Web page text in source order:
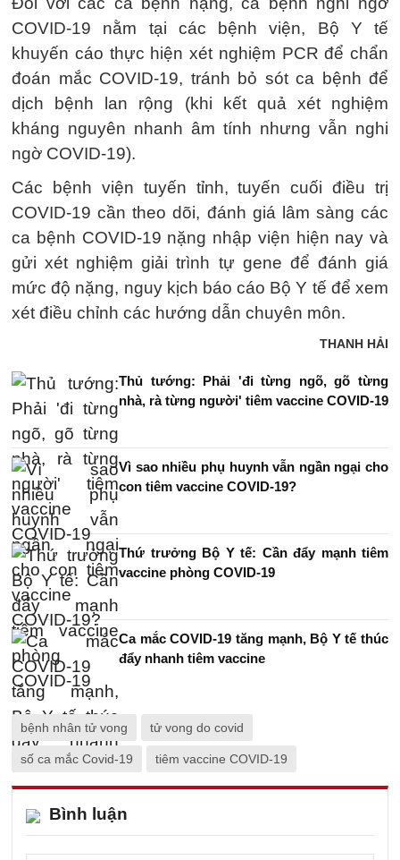
COVID-19 nằm tại các bệnh viện, Bộ Y tế
khuyến cáo thực hiện xét nghiệm PCR để chẩn
đoán mắc COVID-19, tránh bỏ sót ca bệnh để
dịch bệnh lan rộng (khi kết quả xét nghiệm
kháng nguyên nhanh âm tính nhưng vẫn nghi
ngờ COVID-19).
Các bệnh viện tuyến tỉnh, tuyến cuối điều trị
COVID-19 cần theo dõi, đánh giá lâm sàng các
ca bệnh COVID-19 nặng nhập viện hiện nay và
gửi xét nghiệm giải trình tự gene để đánh giá
mức độ nặng, nguy kịch báo cáo Bộ Y tế để xem
xét điều chỉnh các hướng dẫn chuyên môn.
THANH HẢI
Thủ tướng: Phải 'đi từng ngõ, gõ từng
nhà, rà từng người' tiêm vaccine COVID-19
Vì sao nhiều phụ huynh vẫn ngần ngại cho
con tiêm vaccine COVID-19?
Thứ trưởng Bộ Y tế: Cần đẩy mạnh tiêm
vaccine phòng COVID-19
Ca mắc COVID-19 tăng mạnh, Bộ Y tế thúc
đẩy nhanh tiêm vaccine
bệnh nhân tử vong tử vong do covid
số ca mắc Covid-19 tiêm vaccine COVID-19
Bình luận